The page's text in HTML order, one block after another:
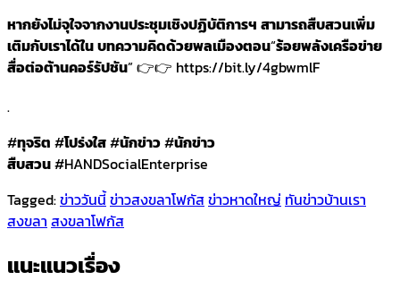
หากยังไม่จุใจจากงานประชุมเชิงปฏิบัติการฯ สามารถสืบสวนเพิ่ม
เติมกับเราได้ในบทความคิดด้วยพลเมืองตอน“ร้อยพลังเครือข่าย
สื่อต่อต้านคอร์รัปชัน” 👉👉 https://bit.ly/4gbwmlF
.
#ทุจริต #โปร่งใส#นักข่าว#นักข่าว
สืบสวน#HANDSocialEnterprise
Tagged:ข่าววันนี้ข่าวสงขลาโฟกัสข่าวหาดใหญ่ ทันข่าวบ้านเรา
สงขลา สงขลาโฟกัส
แนะแนวเรื่อง